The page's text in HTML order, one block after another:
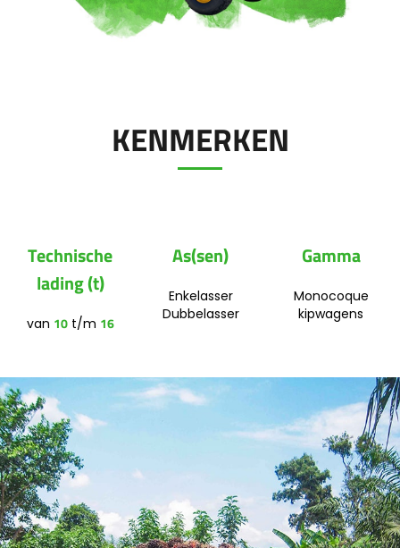
PARTS BOOK
MyJOSKIN
Polski
Italiano
Română
Magyar
Eesti keel
KENMERKEN
Technische
lading (t)
van 10t/m 16
As(sen)
Enkelasser
Dubbelasser
Gamma
Monocoque
kipwagens